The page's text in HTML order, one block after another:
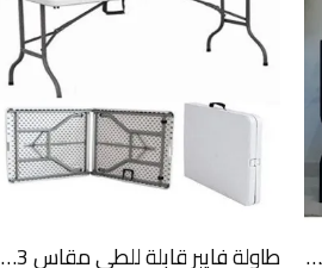
كونسول خشبي اسود بتصميم انيق 140×40×90سم طاولة فايبر قابلة للطي مقاس 153 * 70*73سم